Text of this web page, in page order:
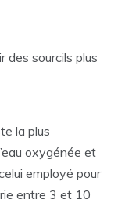
des sourcils plus
la plus
oxygénée et
employé pour
entre 3 et 10